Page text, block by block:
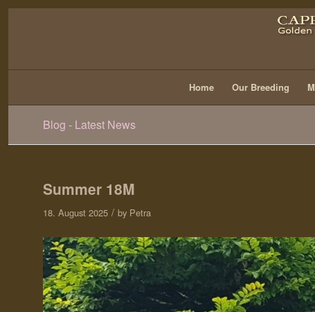
Home Our Breeding
Blog - Latest News
Summer 18M
18. August 2025 / by Petra